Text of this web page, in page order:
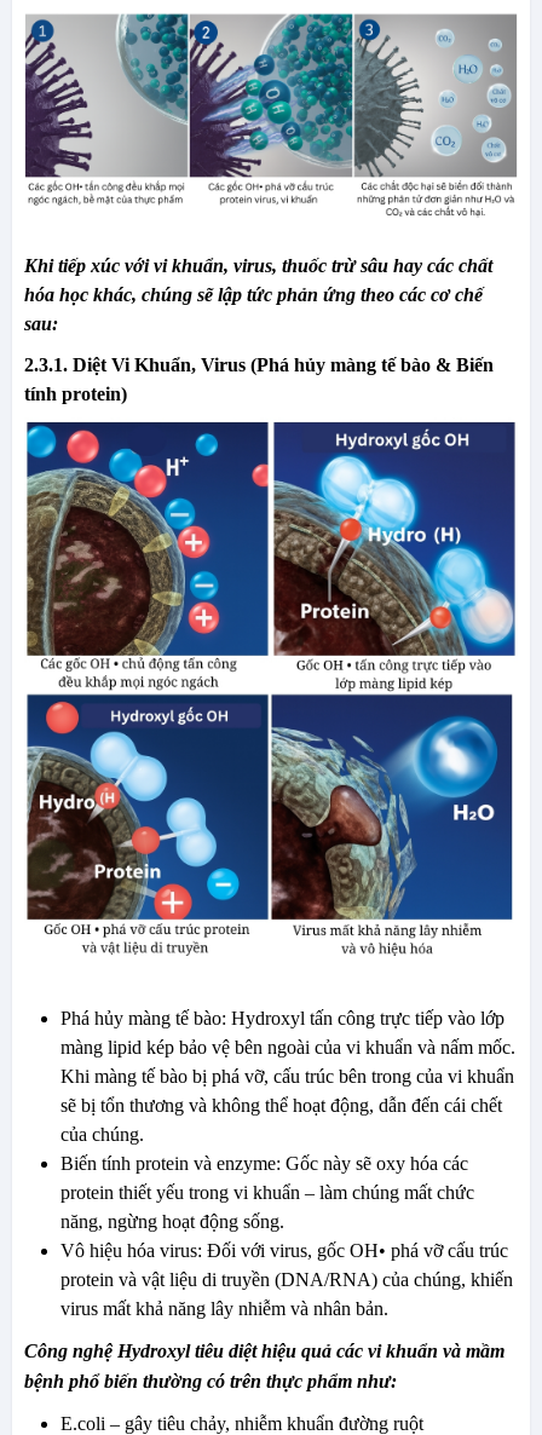
Khi tiếp xúc với vi khuẩn, virus, thuốc trừ sâu hay các chất
hóa học khác, chúng sẽ lập tức phản ứng theo các cơ chế
sau:
2.3.1. Diệt Vi Khuẩn, Virus (Phá hủy màng tế bào & Biến
tính protein)
Phá hủy màng tế bào: Hydroxyl tấn công trực tiếp vào lớp
màng lipid kép bảo vệ bên ngoài của vi khuẩn và nấm mốc.
Khi màng tế bào bị phá vỡ, cấu trúc bên trong của vi khuẩn
sẽ bị tổn thương và không thể hoạt động, dẫn đến cái chết
của chúng.
Biến tính protein và enzyme: Gốc này sẽ oxy hóa các
protein thiết yếu trong vi khuẩn – làm chúng mất chức
năng, ngừng hoạt động sống.
Vô hiệu hóa virus: Đối với virus, gốc OH• phá vỡ cấu trúc
protein và vật liệu di truyền (DNA/RNA) của chúng, khiến
virus mất khả năng lây nhiễm và nhân bản.
Công nghệ Hydroxyl tiêu diệt hiệu quả các vi khuẩn và mầm
bệnh phổ biến thường có trên thực phẩm như:
E.coli – gây tiêu chảy, nhiễm khuẩn đường ruột